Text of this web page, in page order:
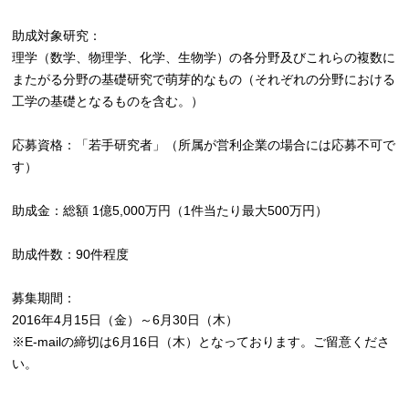
助成対象研究：
理学（数学、物理学、化学、生物学）の各分野及びこれらの複数に
またがる分野の基礎研究で萌芽的なもの（それぞれの分野における
工学の基礎となるものを含む。）
応募資格：「若手研究者」（所属が営利企業の場合には応募不可で
す）
助成金：総額 1億5,000万円（1件当たり最大500万円）
助成件数：90件程度
募集期間：
2016年4月15日（金）～6月30日（木）
※E-mailの締切は6月16日（木）となっております。ご留意くださ
い。